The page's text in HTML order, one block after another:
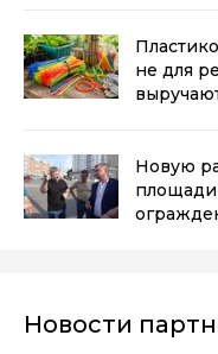
не для
Новую
площади
Новости